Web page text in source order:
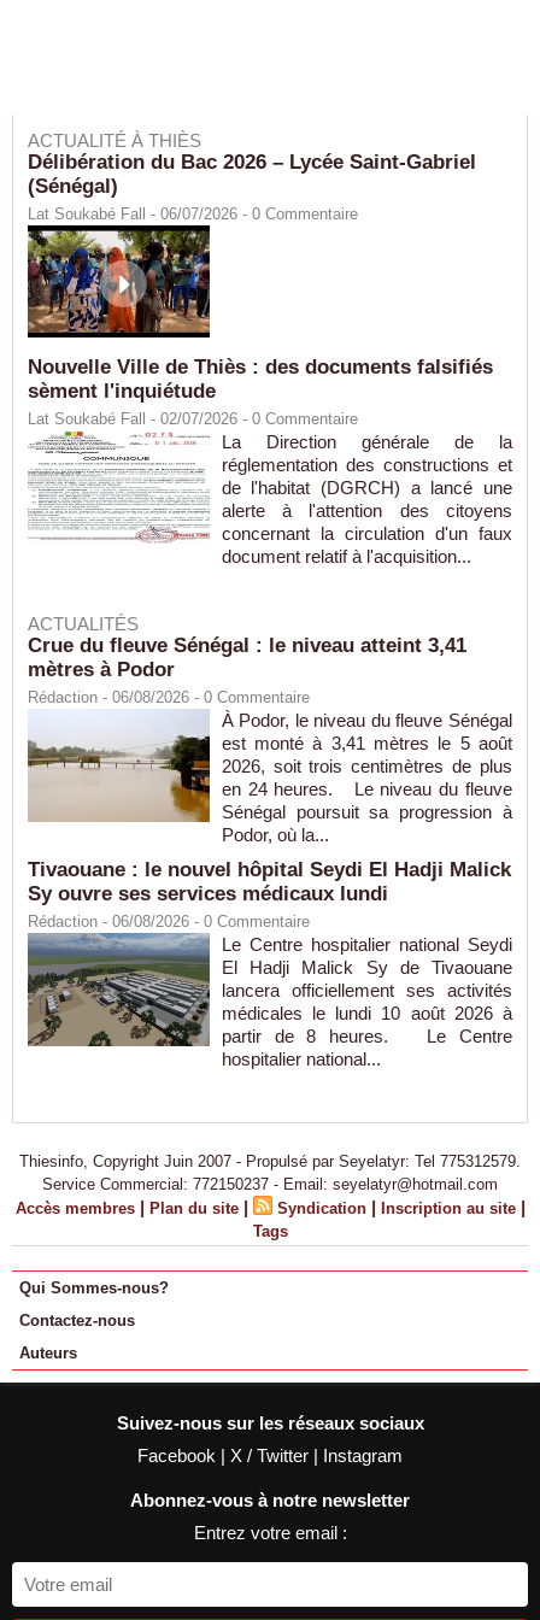
ACTUALITÉ À THIÈS
Délibération du Bac 2026 – Lycée Saint-Gabriel
(Sénégal)
Lat Soukabé Fall - 06/07/2026 - 0 Commentaire
Nouvelle Ville de Thiès : des documents falsifiés
sèment l'inquiétude
Lat Soukabé Fall - 02/07/2026 - 0 Commentaire
La Direction générale de la
réglementation des constructions et
de l'habitat (DGRCH) a lancé une
alerte à l'attention des citoyens
concernant la circulation d'un faux
document relatif à l'acquisition...
ACTUALITÉS
Crue du fleuve Sénégal : le niveau atteint 3,41
mètres à Podor
Rédaction - 06/08/2026 - 0 Commentaire
À Podor, le niveau du fleuve Sénégal
est monté à 3,41 mètres le 5 août
2026, soit trois centimètres de plus
en 24 heures. Le niveau du fleuve
Sénégal poursuit sa progression à
Podor, où la...
Tivaouane : le nouvel hôpital Seydi El Hadji Malick
Sy ouvre ses services médicaux lundi
Rédaction - 06/08/2026 - 0 Commentaire
Le Centre hospitalier national Seydi
El Hadji Malick Sy de Tivaouane
lancera officiellement ses activités
médicales le lundi 10 août 2026 à
partir de 8 heures. Le Centre
hospitalier national...
Thiesinfo, Copyright Juin 2007 - Propulsé par Seyelatyr: Tel 775312579.
Service Commercial: 772150237 - Email: seyelatyr@hotmail.com
Accès membres | Plan du site | Syndication | Inscription au site |
Tags
Qui Sommes-nous?
Contactez-nous
Auteurs
Suivez-nous sur les réseaux sociaux
Facebook | X / Twitter | Instagram
Abonnez-vous à notre newsletter
Entrez votre email :